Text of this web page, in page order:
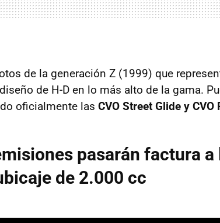
de la generación Z (1999) que
de H-D en lo más alto de la gama.
oficialmente las CVO Street Glide y
pasarán factura a
de 2.000 cc